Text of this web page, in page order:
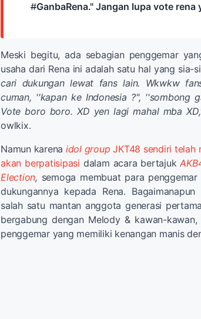
#GanbaRena." Jangan lupa vote rena
Meski begitu, ada sebagian penggemar
usaha dari Rena ini adalah satu hal yang sia-
cari dukungan lewat fans lain. Wkwkw
cuman, ''kapan ke Indonesia ?", ''sombong
Vote boro boro. XD yen lagi mahal mba
owlkix.
Namun karena idol group JKT48 sendiri telah
akan berpatisipasi dalam acara bertajuk
Election, semoga membuat para
dukungannya kepada Rena.
salah satu mantan anggota generasi
bergabung dengan Melody & kawan-
penggemar yang memiliki kenangan manis